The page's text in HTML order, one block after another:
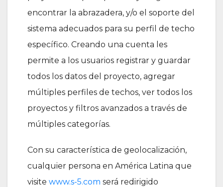
encontrar la abrazadera, y/o el soporte del
sistema adecuados para su perfil de techo
específico. Creando una cuenta les
permite a los usuarios registrar y guardar
todos los datos del proyecto, agregar
múltiples perfiles de techos, ver todos los
proyectos y filtros avanzados a través de
múltiples categorías.
Con su característica de geolocalización,
cualquier persona en América Latina que
visite www.s-5.com será redirigido